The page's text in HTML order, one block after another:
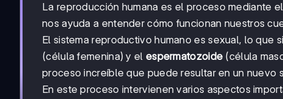
La reproducción humana es el proceso mediante
nos ayuda a entender cómo funcionan nuestros
El sistema reproductivo humano es sexual, lo
(célula femenina) y el espermatozoide (célula
proceso increíble que puede resultar en un nuevo
En este proceso intervienen varios aspectos